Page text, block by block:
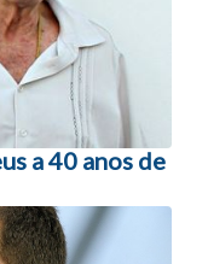
a 40 anos de